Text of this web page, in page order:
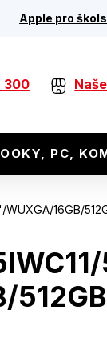
Apple pro
300
PC,
16GB/